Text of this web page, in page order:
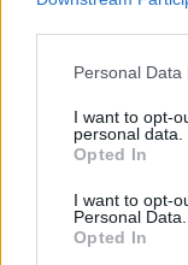
Please note that
not limited to your
grant or deny
use your data for
consent section.
Personal
I want to opt-
personal data.
Opted In
I want to opt-
Personal Data.
Opted In
Ελληνικής Λύσης,
Kαρέ-καρέ ο